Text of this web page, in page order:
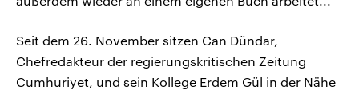
Seit dem 26. November sitzen Can Dündar,
Chefredakteur der regierungskritischen Zeitung
Cumhuriyet, und sein Kollege Erdem Gül in der Nähe